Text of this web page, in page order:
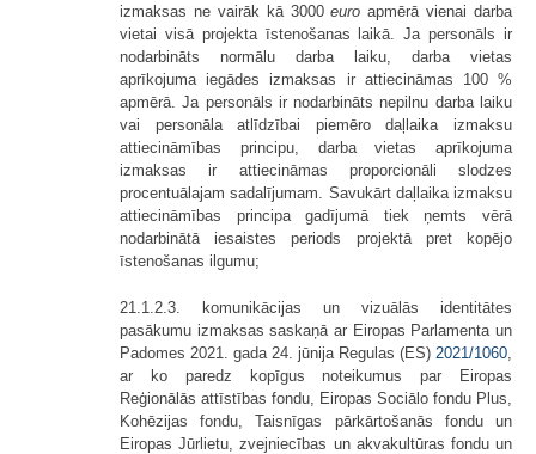
izmaksas ne vairāk kā 3000euro apmērā vienai darba
vietai visā projekta īstenošanas laikā. Ja personāls ir
nodarbināts normālu darba laiku, darba vietas
aprīkojuma iegādes izmaksas ir attiecināmas 100 %
apmērā. Ja personāls ir nodarbināts nepilnu darba laiku
vai personāla atlīdzībai piemēro daļlaika izmaksu
attiecināmības principu, darba vietas aprīkojuma
izmaksas ir attiecināmas proporcionāli slodzes
procentuālajam sadalījumam. Savukārt daļlaika izmaksu
attiecināmības principa gadījumā tiek ņemts vērā
nodarbinātā iesaistes periods projektā pret kopējo
īstenošanas ilgumu;
21.1.2.3. komunikācijas un vizuālās identitātes
pasākumu izmaksas saskaņā ar Eiropas Parlamenta un
Padomes 2021. gada 24. jūnija Regulas (ES) 2021/1060
ar ko paredz kopīgus noteikumus par Eiropas
Reģionālās attīstības fondu, Eiropas Sociālo fondu Plus,
Kohēzijas fondu, Taisnīgas pārkārtošanās fondu un
Eiropas Jūrlietu, zvejniecības un akvakultūras fondu un